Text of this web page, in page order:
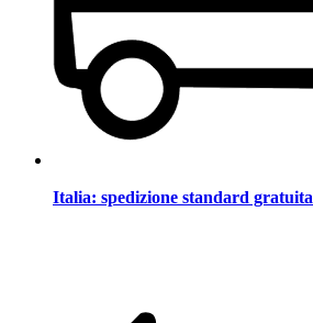
Italia: spedizione standard gratuita